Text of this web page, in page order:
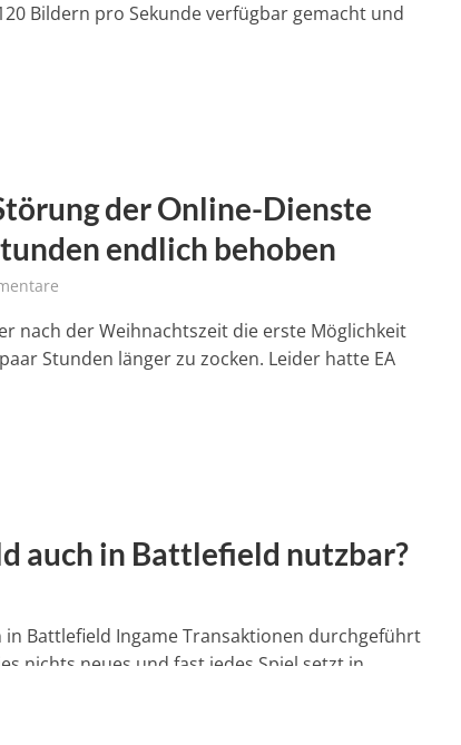
Bildern pro Sekunde verfügbar gemacht und
der Online-Dienste
endlich behoben
nach der Weihnachtszeit die erste Möglichkeit
Stunden länger zu zocken. Leider hatte EA
auch in Battlefield nutzbar?
in Battlefield Ingame Transaktionen durchgeführt
nichts neues und fast jedes Spiel setzt in